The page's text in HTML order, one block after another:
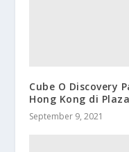
Cube O Discovery
Hong Kong di
September 9, 2021